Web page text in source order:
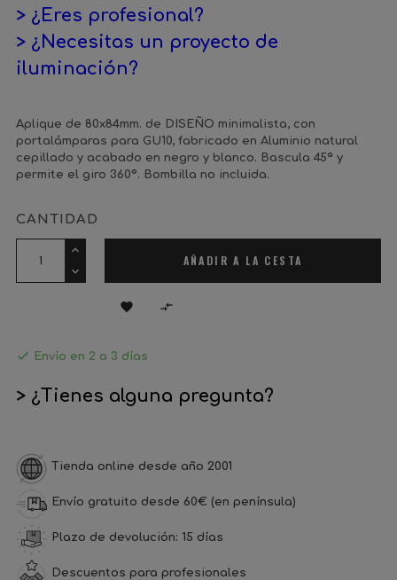
> ¿Eres profesional?
> ¿Necesitas un proyecto de
iluminación?
Aplique de 80x84mm. de DISEÑO minimalista, con
portalámparas para GU10, fabricado en Aluminio natural
cepillado y acabado en negro y blanco. Bascula 45ª y
permite el giro 360º. Bombilla no incluida.
CANTIDAD
AÑADIR A LA CESTA
 
 Envío en 2 a 3 días
> ¿Tienes alguna pregunta?
Tienda online desde año 2001
Envío gratuito desde 60€ (en península)
Plazo de devolución: 15 días
Descuentos para profesionales